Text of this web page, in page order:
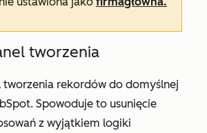
tworzenia
tworzenia rekordów do domyślnej
Spowoduje to usunięcie
z wyjątkiem logiki